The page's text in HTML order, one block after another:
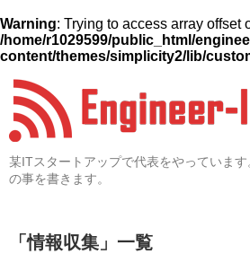
Warning: Trying to access array offset
/home/r1029599/public_html/
content/themes/simplicity2/lib/
某ITスタートアップで代表をやっていま
の事を書きます。
「情報収集 」 一覧